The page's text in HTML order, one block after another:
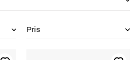
Pris